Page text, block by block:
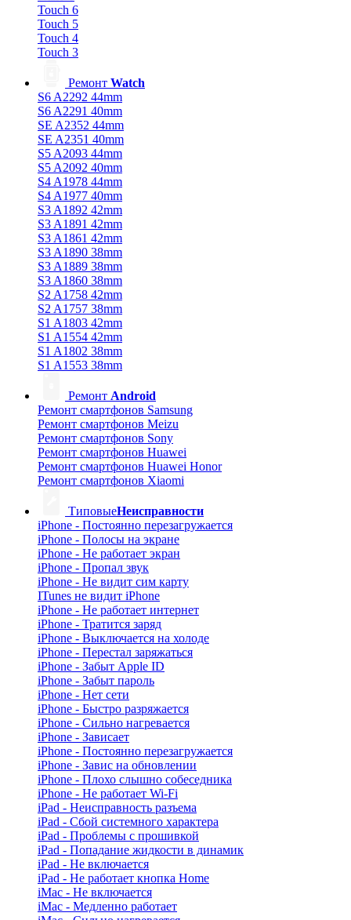
Touch 6
Touch 5
Touch 4
Touch 3
Ремонт Watch
S6 A2292 44mm
S6 A2291 40mm
SE A2352 44mm
SE A2351 40mm
S5 A2093 44mm
S5 A2092 40mm
S4 A1978 44mm
S4 A1977 40mm
S3 A1892 42mm
S3 A1891 42mm
S3 A1861 42mm
S3 A1890 38mm
S3 A1889 38mm
S3 A1860 38mm
S2 A1758 42mm
S2 A1757 38mm
S1 A1803 42mm
S1 A1554 42mm
S1 A1802 38mm
S1 A1553 38mm
Ремонт Android
Ремонт смартфонов Samsung
Ремонт смартфонов Meizu
Ремонт смартфонов Sony
Ремонт смартфонов Huawei
Ремонт смартфонов Huawei Honor
Ремонт смартфонов Xiaomi
ТиповыеНеисправности
iPhone - Постоянно перезагружается
iPhone - Полосы на экране
iPhone - Не работает экран
iPhone - Пропал звук
iPhone - Не видит сим карту
ITunes не видит iPhone
iPhone - Не работает интернет
iPhone - Тратится заряд
iPhone - Выключается на холоде
iPhone - Перестал заряжаться
iPhone - Забыт Apple ID
iPhone - Забыт пароль
iPhone - Нет сети
iPhone - Быстро разряжается
iPhone - Сильно нагревается
iPhone - Зависает
iPhone - Постоянно перезагружается
iPhone - Завис на обновлении
iPhone - Плохо слышно собеседника
iPhone - Не работает Wi-Fi
iPad - Неисправность разъема
iPad - Сбой системного характера
iPad - Проблемы с прошивкой
iPad - Попадание жидкости в динамик
iPad - Не включается
iPad - Не работает кнопка Home
iMac - Не включается
iMac - Медленно работает